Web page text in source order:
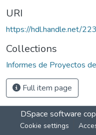
URI
https://hdl.handle.net/
Collections
Informes de Proyectos
Full item page
DSpace software
Cookie settings